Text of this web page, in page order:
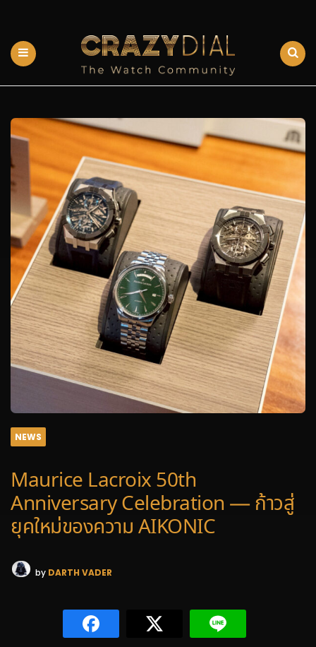
NEWS
Maurice Lacroix 50th
Anniversary Celebration — ก้าวสู่
ยุคใหม่ของความ AIKONIC
by DARTH VADER